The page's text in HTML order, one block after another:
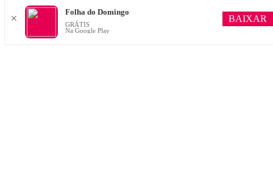
✕
Folha do Domingo
GRÁTIS
Na Google Play
BAIXAR